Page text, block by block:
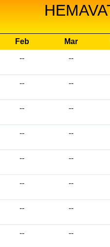
Feb Mar
-- --
-- --
-- --
-- --
-- --
-- --
-- --
-- --